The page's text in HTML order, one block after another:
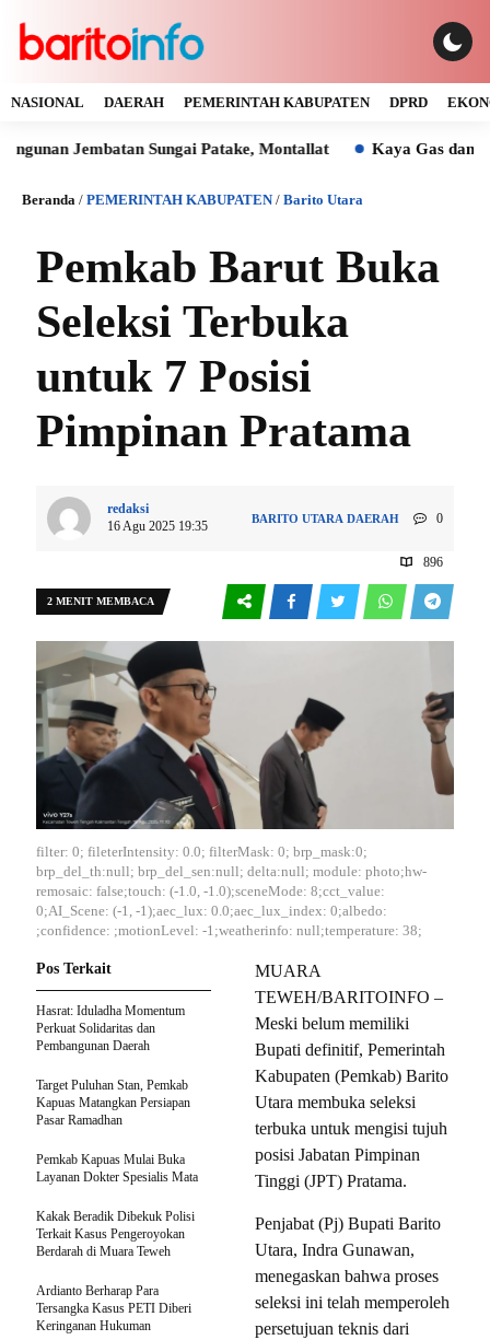
NASIONAL DAERAH PEMERINTAH KABUPATEN DPRD
Jembatan Sungai Patake, Montallat Kaya Gas dan Batu
Beranda / PEMERINTAH KABUPATEN/ Barito Utara
Pemkab Barut Buka
Seleksi Terbuka
untuk 7 Posisi
Pimpinan Pratama
redaksi
16 Agu 2025 19:35
BARITO UTARA DAERAH 0
896
2 MENIT MEMBACA
filter: 0; fileterIntensity: 0.0; filterMask: 0; brp_mask:0;
brp_del_th:null; brp_del_sen:null; delta:null; module: photo;hw-
remosaic: false;touch: (-1.0, -1.0);sceneMode: 8;cct_value:
0;AI_Scene: (-1, -1);aec_lux: 0.0;aec_lux_index: 0;albedo:
;confidence: ;motionLevel: -1;weatherinfo: null;temperature: 38;
MUARA
TEWEH/BARITOINFO –
Meski belum memiliki
Bupati definitif, Pemerintah
Kabupaten (Pemkab) Barito
Utara membuka seleksi
terbuka untuk mengisi tujuh
posisi Jabatan Pimpinan
Tinggi (JPT) Pratama.
Penjabat (Pj) Bupati Barito
Utara, Indra Gunawan,
menegaskan bahwa proses
seleksi ini telah memperoleh
persetujuan teknis dari
Pos Terkait
Hasrat: Iduladha Momentum
Perkuat Solidaritas dan
Pembangunan Daerah
Target Puluhan Stan, Pemkab
Kapuas Matangkan Persiapan
Pasar Ramadhan
Pemkab Kapuas Mulai Buka
Layanan Dokter Spesialis Mata
Kakak Beradik Dibekuk Polisi
Terkait Kasus Pengeroyokan
Berdarah di Muara Teweh
Ardianto Berharap Para
Tersangka Kasus PETI Diberi
Keringanan Hukuman